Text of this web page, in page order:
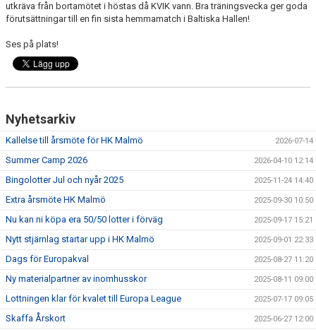
utkräva från bortamötet i höstas då KVIK vann. Bra träningsvecka ger goda
förutsättningar till en fin sista hemmamatch i Baltiska Hallen!
Ses på plats!
Nyhetsarkiv
Kallelse till årsmöte för HK Malmö 2026-07-14
Summer Camp 2026 2026-04-10 12:14
Bingolotter Jul och nyår 2025 2025-11-24 14:40
Extra årsmöte HK Malmö 2025-09-30 10:50
Nu kan ni köpa era 50/50 lotter i förväg 2025-09-17 15:21
Nytt stjärnlag startar upp i HK Malmö 2025-09-01 22:33
Dags för Europakval 2025-08-27 11:20
Ny materialpartner av inomhusskor 2025-08-11 09:00
Lottningen klar för kvalet till Europa League 2025-07-17 09:05
Skaffa Årskort 2025-06-27 12:00